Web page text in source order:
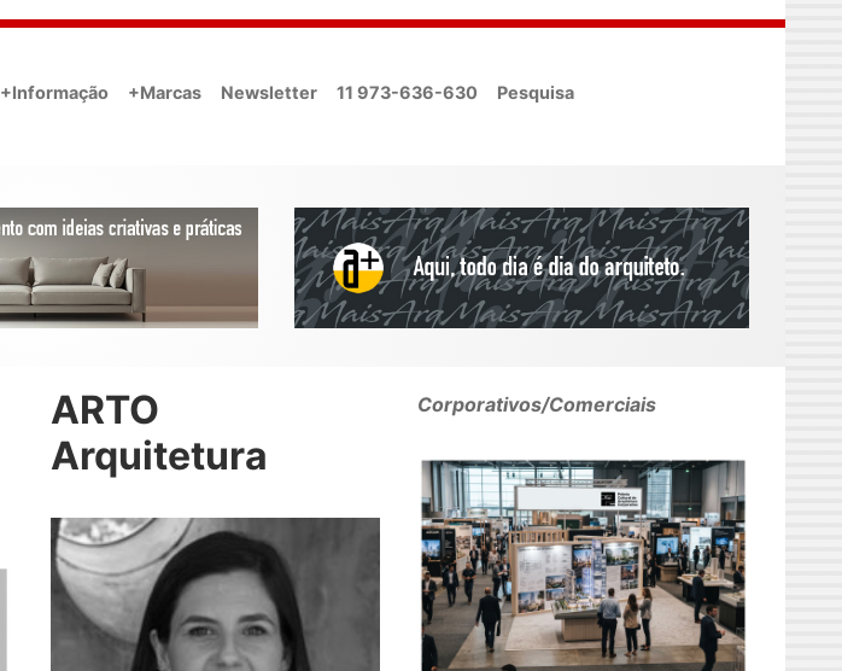
+Informação +Marcas Newsletter 11 973-636-630 Pesquisa
ARTO
Arquitetura
Corporativos/Comerciais